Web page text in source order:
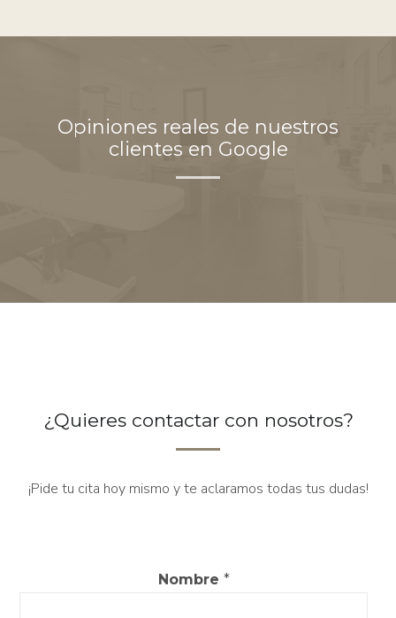
Opiniones reales de nuestros
clientes en Google
¿Quieres contactar con nosotros?
¡Pide tu cita hoy mismo y te aclaramos todas tus dudas!
Nombre *